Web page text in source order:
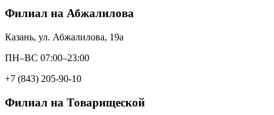
Филиал на Абжалилова
Казань, ул. Абжалилова, 19а
ПН–ВС 07:00–23:00
+7 (843) 205-90-10
Филиал на Товарищеской